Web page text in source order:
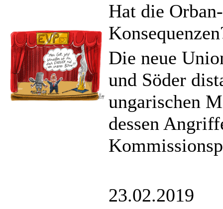
Hat die
Die neue
und Söder
ungarischen
dessen
23.02.2019